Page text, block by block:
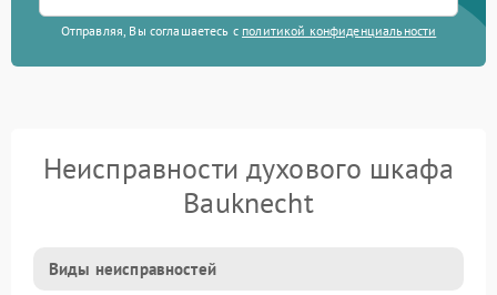
Отправляя, Вы соглашаетесь с политикой конфиденциальности
Неисправности духового шкафа
Bauknecht
Виды неисправностей